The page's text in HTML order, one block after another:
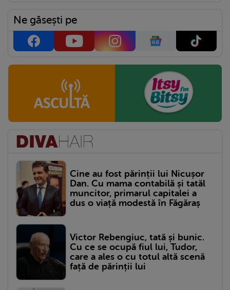
Ne găsești pe
Cine au fost părinții lui Nicușor
Dan. Cu mama contabilă și tatăl
muncitor, primarul capitalei a
dus o viață modestă în Făgăraș
Victor Rebengiuc, tată și bunic.
Cu ce se ocupă fiul lui, Tudor,
care a ales o cu totul altă scenă
față de părinții lui